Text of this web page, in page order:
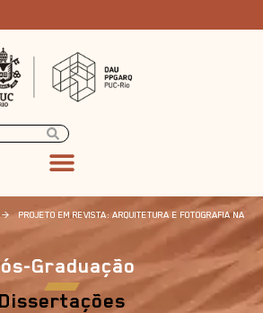
>
PROJETO EM REVISTA: ARQUITETURA E FOTOGRAFIA NA
Graduação
Dissertações